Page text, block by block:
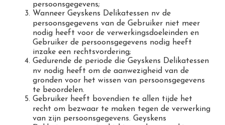
persoonsgegevens;
Wanneer Geyskens Delikatessen nv de
persoonsgegevens van de Gebruiker niet meer
nodig heeft voor de verwerkingsdoeleinden en
Gebruiker de persoonsgegevens nodig heeft
inzake een rechtsvordering;
Gedurende de periode die Geyskens Delikatessen
nv nodig heeft om de aanwezigheid van de
gronden voor het wissen van persoonsgegevens
te beoordelen.
Gebruiker heeft bovendien te allen tijde het
recht om bezwaar te maken tegen de verwerking
van zijn persoonsgegevens. Geyskens